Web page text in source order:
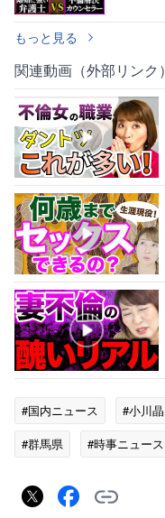
もっと見る
関連動画（外部リンク）
#国内ニュース #小川晶
#群馬県
#時事ニュース